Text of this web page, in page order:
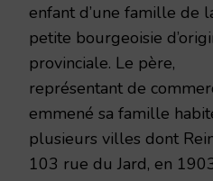
enfant d’une famille de
petite bourgeoisie
provinciale. Le père,
représentant de
emmené sa famille
plusieurs villes dont
103 rue du Jard, en